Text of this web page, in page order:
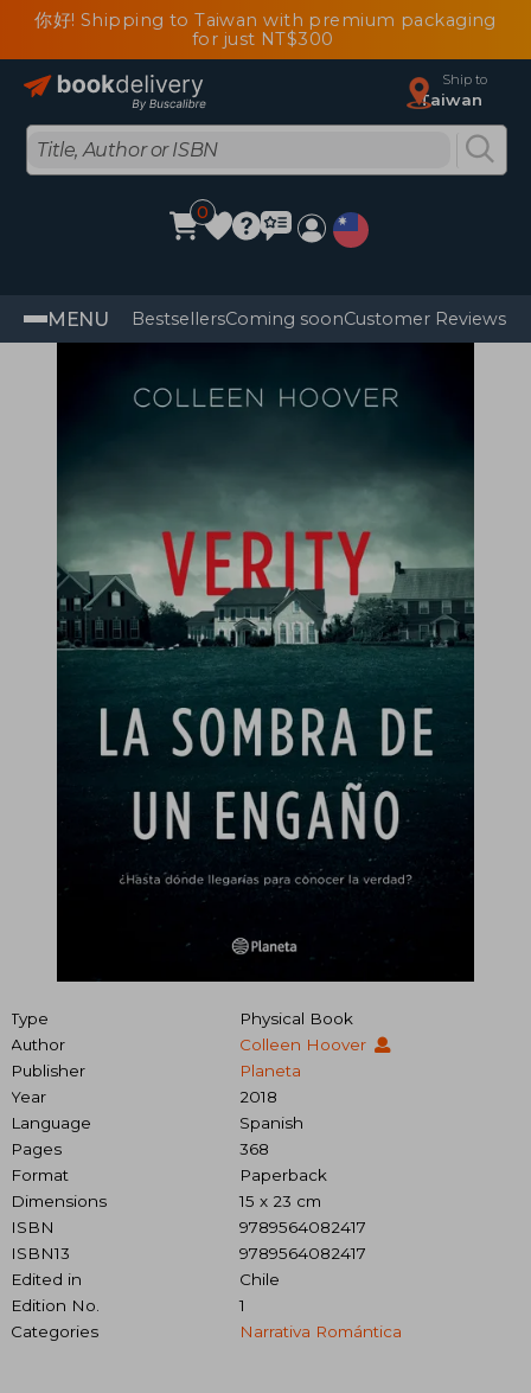
你好! Shipping to Taiwan with premium packaging
for just NT$300
Ship to
Taiwan
0
MENU BestsellersComing soonCustomer Reviews
Type
Physical Book
Author
Colleen Hoover
Publisher
Planeta
Year
2018
Language
Spanish
Pages
368
Format
Paperback
Dimensions
15 x 23 cm
ISBN
9789564082417
ISBN13
9789564082417
Edited in
Chile
Edition No.
1
Categories
Narrativa Romántica